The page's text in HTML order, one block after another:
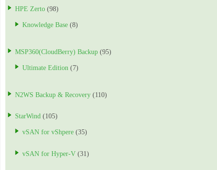
HPE Zerto (98)
Knowledge Base (8)
MSP360(CloudBerry) Backup (95)
Ultimate Edition (7)
N2WS Backup & Recovery (110)
StarWind (105)
vSAN for vShpere (35)
vSAN for Hyper-V (31)